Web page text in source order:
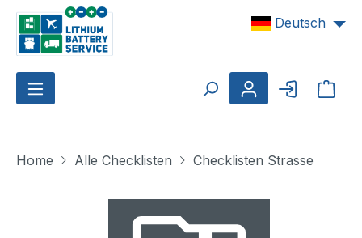
Zum Hauptinhalt springen Deutsch
Home Alle Checklisten
Checklisten Strasse